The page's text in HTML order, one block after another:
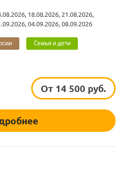
18.08.2026, 21.08.2026,
04.09.2026, 08.09.2026
Семья и дети
От 14 500 руб.